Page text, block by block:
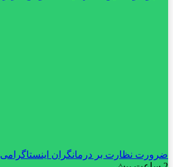
ضرورت نظارت بر درمانگران اینستاگرامی